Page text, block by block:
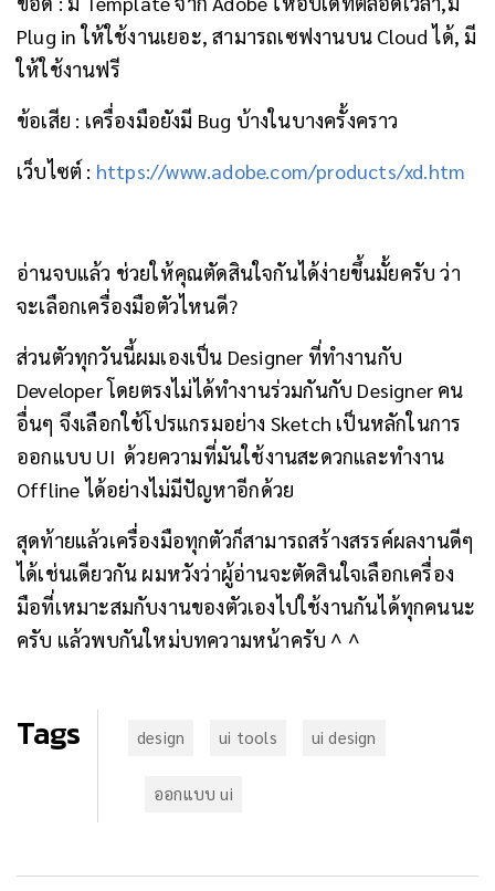
Plug in ให้ใช้งานเยอะ, สามารถเซฟงานบน Cloud ได้, มี
ให้ใช้งานฟรี
ข้อเสีย : เครื่องมือยังมี Bug บ้างในบางครั้งคราว
เว็บไซต์ : https://www.adobe.com/products/xd.htm
อ่านจบแล้ว ช่วยให้คุณตัดสินใจกันได้ง่ายขึ้นมั้ยครับ ว่า
จะเลือกเครื่องมือตัวไหนดี?
ส่วนตัวทุกวันนี้ผมเองเป็น Designer ที่ทำงานกับ
Developer โดยตรงไม่ได้ทำงานร่วมกันกับ Designer คน
อื่นๆ จึงเลือกใช้โปรแกรมอย่าง Sketch เป็นหลักในการ
ออกแบบ UI ด้วยความที่มันใช้งานสะดวกและทำงาน
Offline ได้อย่างไม่มีปัญหาอีกด้วย
สุดท้ายแล้วเครื่องมือทุกตัวก็สามารถสร้างสรรค์ผลงานดีๆ
ได้เช่นเดียวกัน ผมหวังว่าผู้อ่านจะตัดสินใจเลือกเครื่อง
มือที่เหมาะสมกับงานของตัวเองไปใช้งานกันได้ทุกคนนะ
ครับ แล้วพบกันใหม่บทความหน้าครับ ^ ^
Tags design ui tools ui design
ออกแบบ ui